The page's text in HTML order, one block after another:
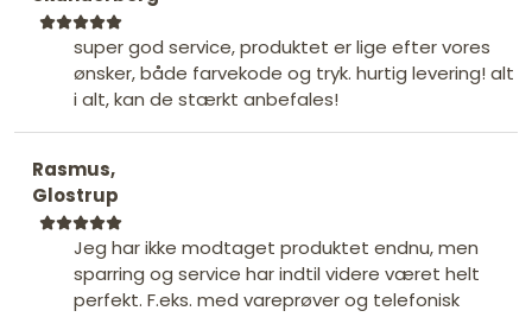
super god service, produktet er lige efter vores
ønsker, både farvekode og tryk. hurtig levering! alt
i alt, kan de stærkt anbefales!
Rasmus,
Glostrup
Jeg har ikke modtaget produktet endnu, men
sparring og service har indtil videre været helt
perfekt. F.eks. med vareprøver og telefonisk